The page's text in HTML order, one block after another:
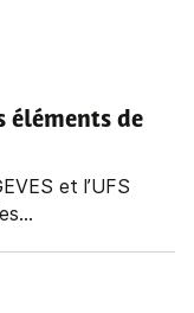
éléments de
et l’UFS